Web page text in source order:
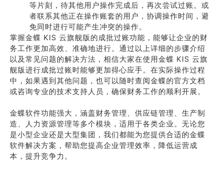
等片刻，待其他用户操作完成后，再次尝试过账。或
者联系其他正在操作账套的用户，协调操作时间，避
免同时进行可能产生冲突的操作。
掌握金蝶 KIS 云旗舰版的成批过账功能，能够让企业的财
务工作更加高效、准确地进行。通过以上详细的步骤介绍
以及常见问题的解决方法，相信大家在使用金蝶 KIS 云旗
舰版进行成批过账时能够更加得心应手。在实际操作过程
中，如果遇到其他问题，也可以随时查阅金蝶的官方文档
或咨询专业的技术支持人员，确保财务工作的顺利开展。
金蝶软件功能强大，涵盖财务管理、供应链管理、生产制
造、人力资源管理等多个模块，适用于各类企业。无论您
是小型企业还是大型集团，我们都能为您提供合适的金蝶
软件解决方案，帮助您提高企业管理效率，降低运营成
本，提升竞争力。